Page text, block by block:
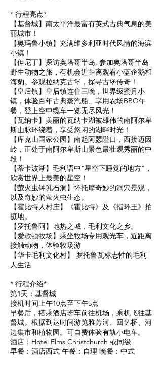
* 行程亮点*
【基督城】南太平洋最富有英式古典气息的美
丽城市！
【奥玛鲁小镇】充满维多利亚时代风情的海滨
小镇！
【但尼丁】探访奥塔哥半岛, 参加奥塔哥半岛
野生动物之旅，有机会近距离观看小蓝企鹅和
海豹。参观拉纳克古堡，探寻古堡传奇！
【皇后镇】皇后镇连住三晚，世界级蜜月小
镇，体验百年古典蒸汽船、享用农场BBQ午
餐，登上空中缆车一览无尽风光！
【瓦纳卡】美丽的瓦纳卡湖被雄伟的南阿尔卑
斯山脉环绕着，享受悠闲的湖畔时光！
【库克山国家公园】南起阿瑟隘口，西接迈因
岭，正处于南阿尔卑斯山景色最壮观秀丽的中
段！
【蒂卡波湖】毛利语中“星空下睡觉的地方”，
欣赏世界上最美的星空！
【萤火虫钟乳石洞】怀托摩奇妙的洞穴景观，
以及奇妙的萤火虫生态。
【霍比特人村庄】《霍比特》及《指环王》拍
摄地。
【罗托鲁阿】地热之城，毛利文化之乡。
【爱歌顿牧场】乘坐牧场专用观光车，近距离
接触动物，体验牧场游
【华卡毛利文化村】 罗托鲁瓦标志性的毛利
人生活
* 行程介绍*
第1天：基督城
接机时间上午10点至下午5点
早餐后，搭乘酒店班车前往机场，乘机飞往基
督城。根据到达时间游览雅芳河、回忆桥、河
边集市和植物园。可自费体验有轨小电车。
酒店：Hotel Elms Christchurch 或同级
早餐：酒店西式 午餐：自理 晚餐：中式